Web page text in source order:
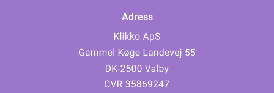
Adress